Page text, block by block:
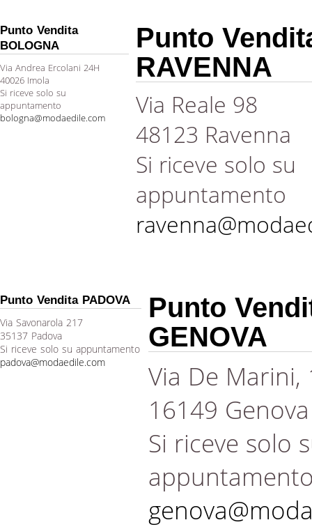
Punto Vendita
BOLOGNA
Via Andrea Ercolani 24H
40026 Imola
Si riceve solo su
appuntamento
bologna@modaedile.com
Punto
RAVENNA
Via Reale 98
48123 Ravenna
Si riceve solo su
appuntamento
Punto Vendita PADOVA
Via Savonarola 217
35137 Padova
Si riceve solo su appuntamento
padova@modaedile.com
Punto
GENOVA
Via De Marini,
16149 Genova
Si riceve solo